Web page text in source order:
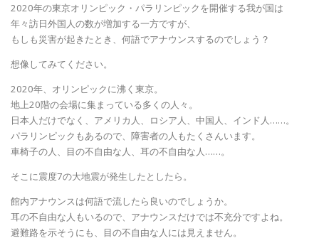
2020年の東京オリンピック・パラリンピックを開催する我が国は
年々訪日外国人の数が増加する一方ですが、
もしも災害が起きたとき、何語でアナウンスするのでしょう？
想像してみてください。
2020年、オリンピックに沸く東京。
地上20階の会場に集まっている多くの人々。
日本人だけでなく、アメリカ人、ロシア人、中国人、インド人……。
パラリンピックもあるので、障害者の人もたくさんいます。
車椅子の人、目の不自由な人、耳の不自由な人……。
そこに震度7の大地震が発生したとしたら。
館内アナウンスは何語で流したら良いのでしょうか。
耳の不自由な人もいるので、アナウンスだけでは不充分ですよね。
避難路を示そうにも、目の不自由な人には見えません。